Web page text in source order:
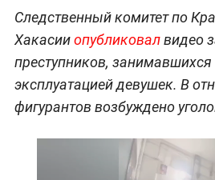
Следственный комитет по
Хакасииопубликовалвидео
преступников,
эксплуатацией девушек. В
фигурантов возбуждено